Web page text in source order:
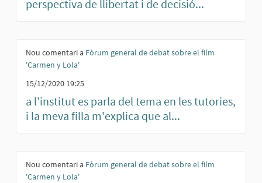
perspectiva de llibertat i de decisió...
Nou comentari a Fòrum general de debat sobre el film
'Carmen y Lola'
15/12/2020 19:25
a l'institut es parla del tema en les tutories,
i la meva filla m'explica que al...
Nou comentari a Fòrum general de debat sobre el film
'Carmen y Lola'